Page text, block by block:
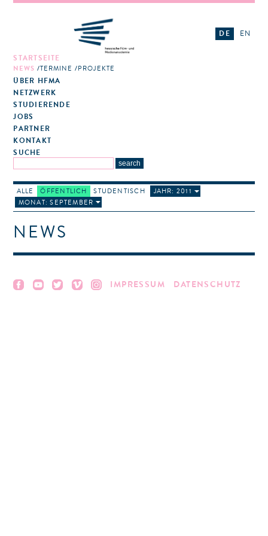
STARTSEITE
NEWS TERMINE PROJEKTE
ÜBER HFMA
NETZWERK
STUDIERENDE
JOBS
PARTNER
KONTAKT
SUCHE
DE EN
ALLE ÖFFENTLICH STUDENTISCH
JAHR: 2011
MONAT: SEPTEMBER
NEWS
IMPRESSUM DATENSCHUTZ